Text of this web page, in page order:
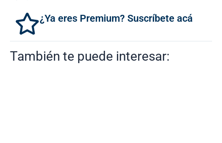
¿Ya eres Premium? Suscríbete acá
También te puede interesar: